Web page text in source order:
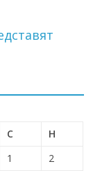
С
Н
1
2